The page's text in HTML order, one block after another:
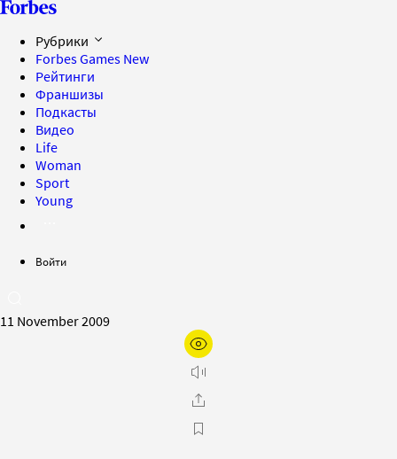
Рубрики
Forbes Games New
Рейтинги
Франшизы
Подкасты
Видео
Life
Woman
Sport
Young
Войти
11 November 2009